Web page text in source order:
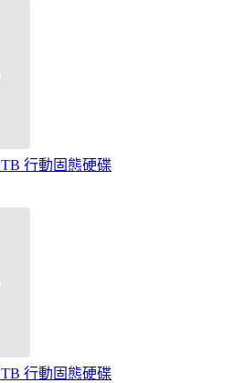
行動固態硬碟
行動固態硬碟